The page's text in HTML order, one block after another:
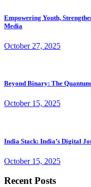
Empowering Youth,
Media
October 27, 2025
Beyond Binary: The
October 15, 2025
India Stack: India’s Digital
October 15, 2025
Recent Posts